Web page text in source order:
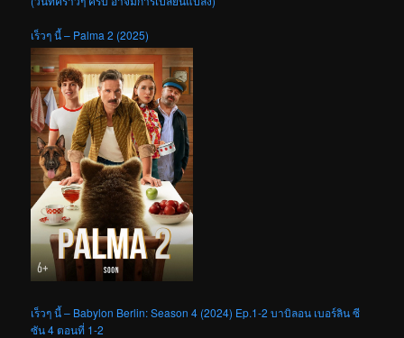
เร็วๆ นี้ – Palma 2 (2025)
เร็วๆ นี้ – Babylon Berlin: Season 4 (2024) Ep.1-2 บาบิลอน เบอร์ลิน ซี
ซัน 4 ตอนที่ 1-2